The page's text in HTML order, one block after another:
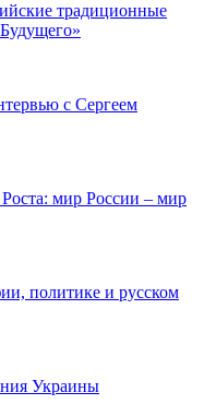
традиционные
с Сергеем
мир России – мир
политике и русском
Украины